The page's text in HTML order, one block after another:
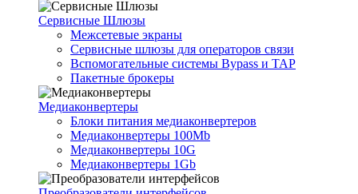
Сервисные Шлюзы
Межсетевые экраны
Сервисные шлюзы для операторов связи
Вспомогательные системы Bypass и TAP
Пакетные брокеры
Медиаконвертеры
Блоки питания медиаконвертеров
Медиаконвертеры 100Mb
Медиаконвертеры 10G
Медиаконвертеры 1Gb